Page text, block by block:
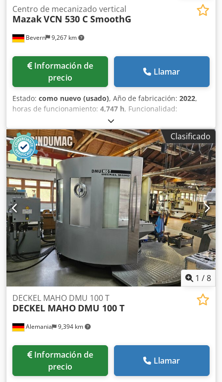
Bevern 9,267 km
Centro de mecanizado vertical
MazakVCN 530 C SmoothG
Información de
precio
Llamar
Estado: como nuevo (usado), Año de fabricación: 2022,
horas de funcionamiento: 4,747 h, Funcionalidad:
, número de máquina/vehículo:
329760, recorrido eje X:1,050 mm, recorrido del eje Y:530
mm, recorrido del eje Z:510 mm, Esta máquina aún se
encuentra en la fábrica y puede ser inspeccionada en
funcionamiento. Tiene muy pocas horas de uso y está en
condiciones como nuevas. Centro de mecanizado vertical
CNC usado. Fabricante: MAZAK Modelo: VCN 530 C
SmoothG Número de máquina: 329760 Horas de
funcionamiento: 4747 Las herramientas, los soportes y el
tornillo de banco no están incluidos en el suministro. En el
archivo adjunto encontrará la confirmación del pedido y
las especificaciones de la máquina. Crodpfx Aozr R Exscgef
Clasificado
1 /8
Alemania 9,394 km
DECKEL MAHO DMU 100 T
DECKEL MAHO DMU 100 T
Información de
precio
Llamar